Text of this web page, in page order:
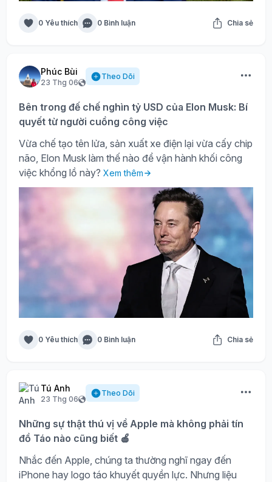
0 Yêu thích 0 Bình luận Chia sẻ
Phúc Bùi
23 Thg 06
Theo Dõi
Bên trong đế chế nghìn tỷ USD của Elon Musk: Bí
quyết từ người cuồng công việc
Vừa chế tạo tên lửa, sản xuất xe điện lại vừa cấy chip
não, Elon Musk làm thế nào để vận hành khối công
việc khổng lồ này? Xem thêm
0 Yêu thích 0 Bình luận Chia sẻ
Tú Anh
23 Thg 06
Theo Dõi
Những sự thật thú vị về Apple mà không phải tín
đồ Táo nào cũng biết 🍎
Nhắc đến Apple, chúng ta thường nghĩ ngay đến
iPhone hay logo táo khuyết quyền lực. Nhưng liệu